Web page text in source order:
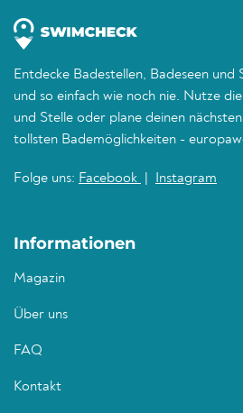
Entdecke Badestellen, Badeseen und
und so einfach wie noch nie. Nutze
und Stelle oder plane deinen
tollsten Bademöglichkeiten -
Folge uns: Facebook Instagram
Informationen
Magazin
Über uns
FAQ
Kontakt